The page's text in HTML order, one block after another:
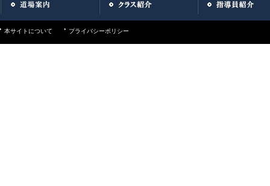
本サイトについて プライバシーポリシー